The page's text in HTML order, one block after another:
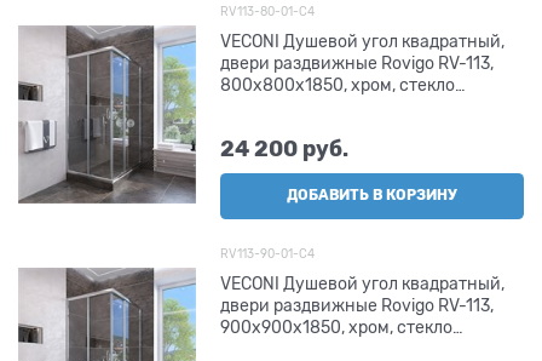
RV113-80-01-C4
VECONI Душевой угол квадратный,
двери раздвижные Rovigo RV-113,
800x800x1850, хром, стекло
24 200 руб.
ДОБАВИТЬ В КОРЗИНУ
RV113-90-01-C4
VECONI Душевой угол квадратный,
двери раздвижные Rovigo RV-113,
900x900x1850, хром, стекло